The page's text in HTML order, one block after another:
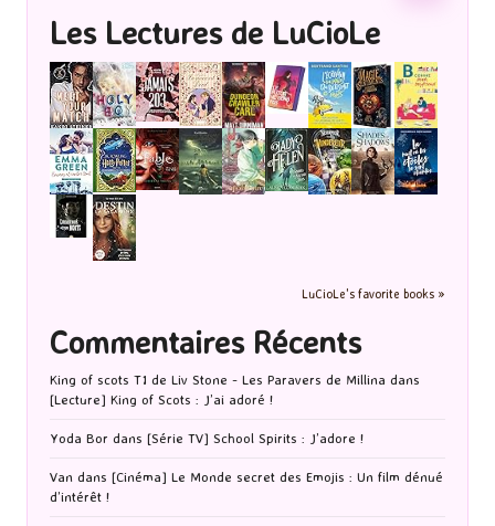
Les Lectures de LuCioLe
LuCioLe's favorite books »
Commentaires Récents
King of scots T1 de Liv Stone - Les Paravers de Millina dans
[Lecture] King of Scots : J’ai adoré !
Yoda Bor dans [Série TV] School Spirits : J’adore !
Van dans [Cinéma] Le Monde secret des Emojis : Un film dénué
d’intérêt !